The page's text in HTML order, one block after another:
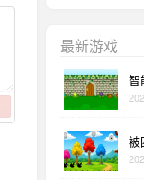
最新游戏
智
被